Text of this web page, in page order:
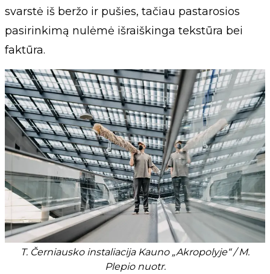
svarstė iš beržo ir pušies, tačiau pastarosios
pasirinkimą nulėmė išraiškinga tekstūra bei
faktūra.
T. Černiausko instaliacija Kauno „Akropolyje“ / M.
Plepio nuotr.